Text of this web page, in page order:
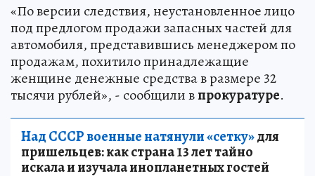
«По версии следствия, неустановленное лицо
под предлогом продажи запасных частей для
автомобиля, представившись менеджером по
продажам, похитило принадлежащие
женщине денежные средства в размере 32
тысячи рублей», - сообщили впрокуратуре.
Над СССР военные натянули «сетку»для
пришельцев: как страна 13 лет тайно
искала и изучала инопланетных гостей